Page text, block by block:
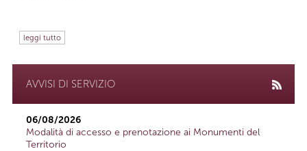
leggi tutto
AVVISI DI SERVIZIO
06/08/2026
Modalità di accesso e prenotazione ai Monumenti del
Territorio